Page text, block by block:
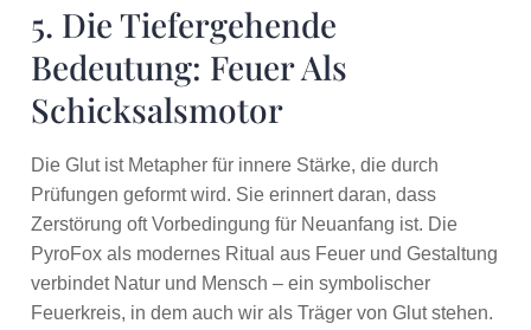
5. Die Tiefergehende
Bedeutung: Feuer Als
Schicksalsmotor
Die Glut ist Metapher für innere Stärke, die durch
Prüfungen geformt wird. Sie erinnert daran, dass
Zerstörung oft Vorbedingung für Neuanfang ist. Die
PyroFox als modernes Ritual aus Feuer und Gestaltung
verbindet Natur und Mensch – ein symbolischer
Feuerkreis, in dem auch wir als Träger von Glut stehen.